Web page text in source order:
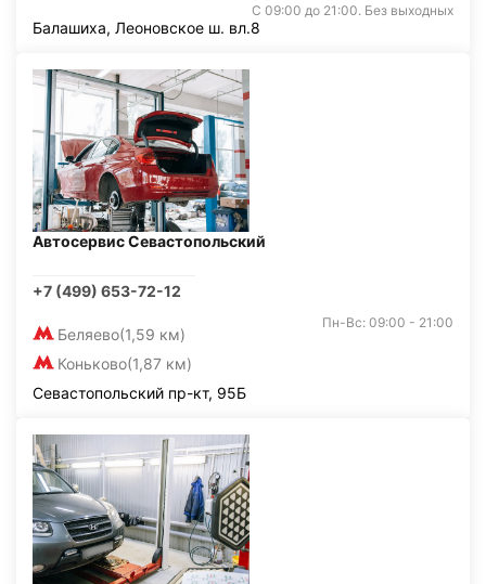
С 09:00 до 21:00. Без выходных
Балашиха, Леоновское ш. вл.8
Автосервис Севастопольский
+7 (499) 653-72-12
Беляево(1,59 км)
Коньково(1,87 км)
Пн-Вс: 09:00 - 21:00
Севастопольский пр-кт, 95Б